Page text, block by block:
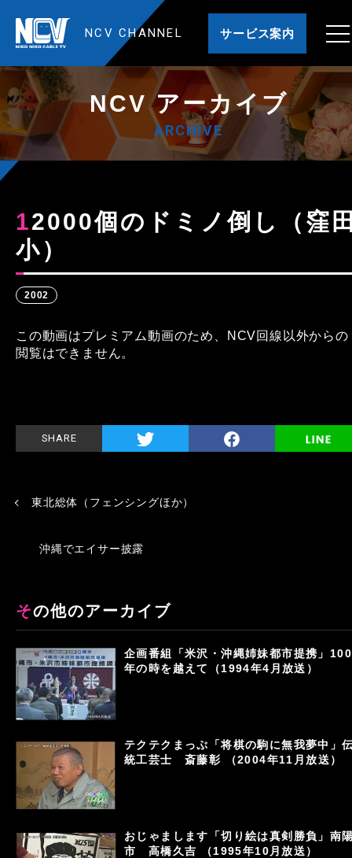
NCV CHANNEL サービス案内
NCV アーカイブ
ARCHIVE
12000個のドミノ倒し（窪田
小）
2002
この動画はプレミアム動画のため、NCV回線以外からの
閲覧はできません。
SHARE
東北総体（フェンシングほか）
沖縄でエイサー披露
その他のアーカイブ
企画番組「米沢・沖縄姉妹都市提携」100
年の時を越えて（1994年4月放送）
テクテクまっぷ「将棋の駒に無我夢中」
統工芸士 斎藤彰 （2004年11月放送）
おじゃまします「切り絵は真剣勝負」南
市 高橋久吉 （1995年10月放送）